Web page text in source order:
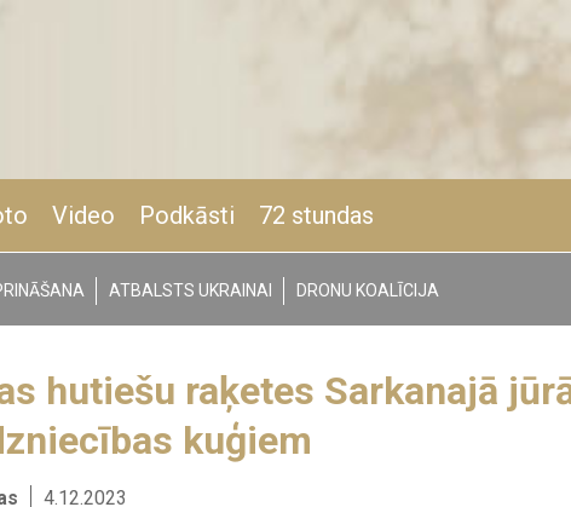
Video Podkāsti 72 stundas
ATBALSTS UKRAINAI DRONU KOALĪCIJA
hutiešu raķetes Sarkanajā
kuģiem
4.12.2023